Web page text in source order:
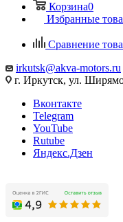
Корзина0
Избранные
Сравнение
irkutsk@akva-motors.ru
г. Иркутск, ул.
Вконтакте
Telegram
YouTube
Rutube
Яндекс.Дзен